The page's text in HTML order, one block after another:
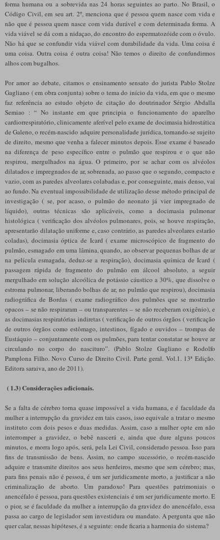
forma humana ou a sobrevida nas 24 horas seguintes ao parto. No Brasil, o
Código Civil, em seu art. 2º, menciona que é pessoa quem nasce com vida e
não que é pessoa quem nasce com vida durável e com determinada forma. A
vida viável se dá com a nidaçao, do encontro do espermatozóide com o óvulo.
Não há que se confundir vida viável com durabilidade da vida. Uma coisa é
uma coisa. Outra coisa é outra coisa! Não temos o direito de confundirmos
alhos com bugalhos.
Por amor ao debate, citamos o ensinamento sensato do jurista Pablo Stolze
Gagliano ( em obra conjunta) sobre o tema do início da vida, em que o mesmo
faz referência ao estudo objeto de citação do doutrinador Sérgio Abdalla
Semiao : “ No instante em que principia o funcionamento do aparelho
cardiorrespiratório, clinicamente aferível pelo exame de docimasia hidrostática
de Galeno, o recém-nascido adquire personalidade jurídica, tornando-se sujeito
de direito, mesmo que venha a falecer minutos depois. Esse exame é baseado
na diferença de peso específico entre o pulmão que respirou e o que não
respirou, mergulhados na água. O primeiro, por se achar com os alvéolos
dilatados e impregnados de ar, sobrenada, ao passo que o segundo, compacto e
vazio, com as paredes alveolares colabadas e, por conseguinte, mais denso, vai
ao fundo. Na eventual impossibilidade de utilização desse método principal de
investigação ( se, por acaso, o pulmão do neonato já vier impregnado de
líquido), outras técnicas são aplicáveis, como a docimasia pulmonar
histológica ( verificação dos alvéolos pulmonares, pois, se houve respiração,
apresentarão dilatação uniforme e, caso contrário, as paredes alveolares estarão
coladas), docimasia óptica de Icard ( exame microscópico de fragmento do
pulmão, esmagado em uma lâmina, quando, ao observar pequenas bolhas de ar
na película esmagada, deduz-se a respiração), docimasia química de Icard (
passagem rápida de fragmento do pulmão em álcool absoluto, a seguir
mergulhado em solução alcoólica de potássio cáustico a 30%, que dissolve o
estroma pulmonar, liberando bolhas de ar, no pulmão que respirou), docimasia
radiográfica de Bordas ( exame radiográfico dos pulmões que se mostrarão
opacos – se não respiraram – ou transparentes – se não receberam oxigênio), e
as docimasias respiratórias indiretas ( verificação de outros órgãos ( verificação
de outros órgãos como estômago, intestinos, fígado e ouvidos – trompas de
Eustáquio – conjuntamente com os pulmões, para tentar constatar se houve ar
circulando no corpo do nascituro”. (Pablo Stolze Gagliano e Rodolfo
Pamplona Filho. Novo Curso de Direito Civil. Parte geral. Vol.1. 13ª Edição.
Editora saraiva, ano de 2011).
( 1.3) Considerações adicionais.
Se a falta de cérebro torna quase impossível a vida humana, e é faculdade da
mulher a interrupção da gravidez em tais casos, isso equivale a tratar o mesmo
instituto com dois pesos e duas medidas. Assim, caso a mulher opte em não
interromper a gravidez, o bebê nascerá e, ainda que dure alguns poucos
minutos, e morra logo após, será, pela Lei Civil, considerado pessoa. Isso para
fins de transmissão de bens. Assim, no campo sucessório, o recém-nascido
adquire e transmite direitos aos seus herdeiros, mesmo que sem cérebro; mas,
para fins penais não é pessoa, é um ser juridicamente morto, a justificar a não
criminalização de aborto. Um paradoxo! Para questões patrimoniais o
anencéfalo é pessoa, para questões existenciais é um ser juridicamente morto. E
o pior, se é faculdade da mulher a interrupção da gravidez do anencéfalo, essa
passa ao cargo de legislador sem investidura ou mandato. A pergunta que não
quer calar, nessas hipóteses, é a seguinte: onde ficaria a harmonia do sistema?